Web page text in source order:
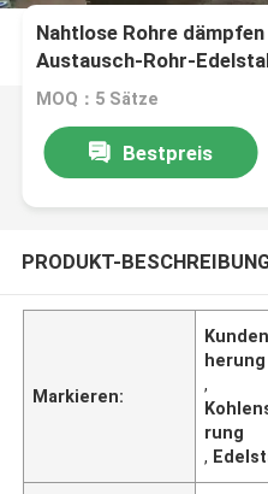
Nahtlose Rohre
Austausch-Rohr-
MOQ：5 Sätze
Bestpreis
PRODUKT-
Markieren:
herung
,
rung
,